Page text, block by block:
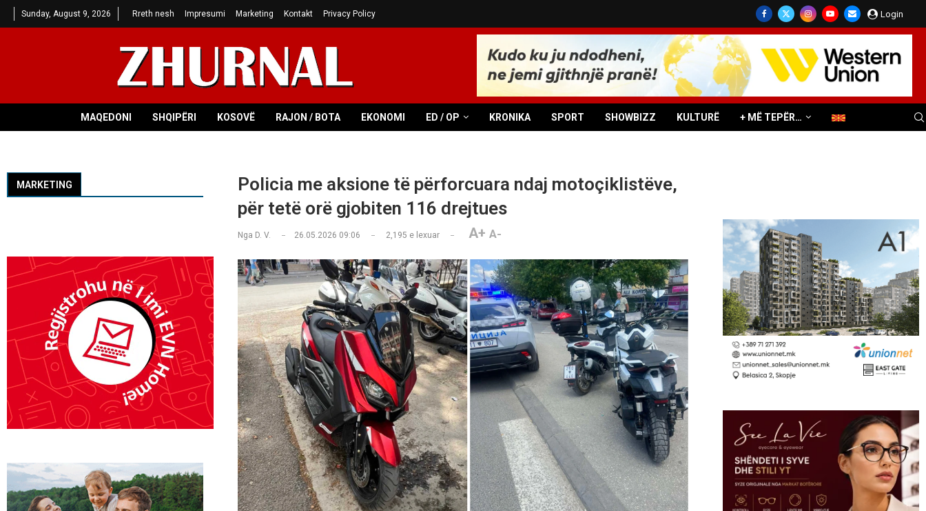
Sunday, August 9, 2026 Rreth nesh Impresumi Marketing Kontakt Privacy Policy Login
MAQEDONI SHQIPËRI KOSOVË RAJON / BOTA EKONOMI ED / OP KRONIKA SPORT SHOWBIZZ KULTURË + MË TEPËR…
Policia me aksione të përforcuara ndaj motoçiklistëve,
për tetë orë gjobiten 116 drejtues
Nga D. V. 26.05.2026 09:06 2,195 e lexuar A+ A-
MARKETING